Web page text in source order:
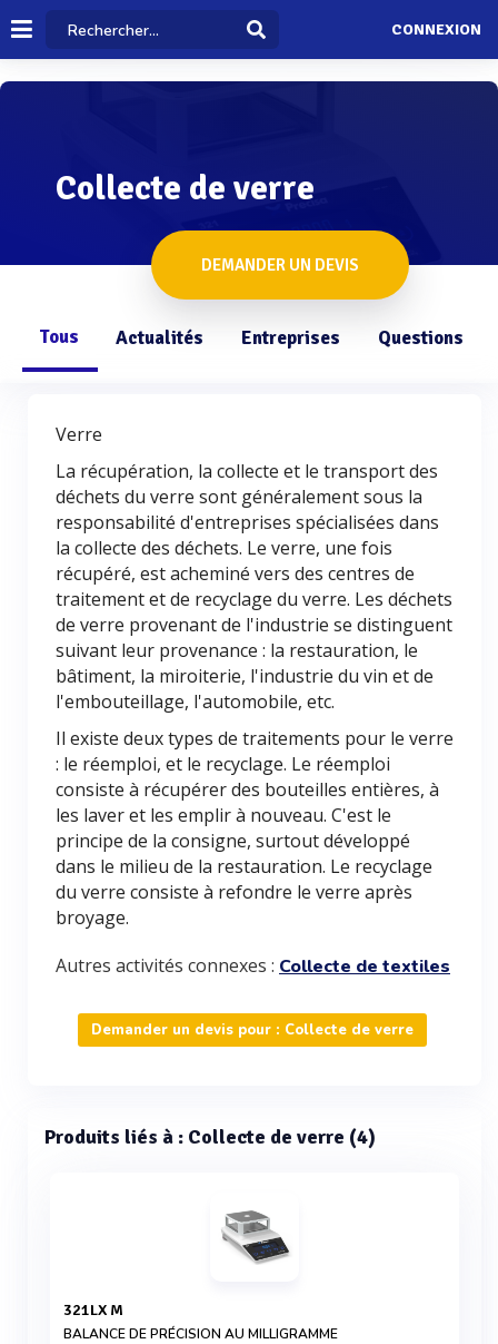
CONNEXION
Collecte de verre
DEMANDER UN DEVIS
Tous Actualités Entreprises Questions
Verre
La récupération, la collecte et le transport des
déchets du verre sont généralement sous la
responsabilité d'entreprises spécialisées dans
la collecte des déchets. Le verre, une fois
récupéré, est acheminé vers des centres de
traitement et de recyclage du verre. Les déchets
de verre provenant de l'industrie se distinguent
suivant leur provenance : la restauration, le
bâtiment, la miroiterie, l'industrie du vin et de
l'embouteillage, l'automobile, etc.
Il existe deux types de traitements pour le verre
: le réemploi, et le recyclage. Le réemploi
consiste à récupérer des bouteilles entières, à
les laver et les emplir à nouveau. C'est le
principe de la consigne, surtout développé
dans le milieu de la restauration. Le recyclage
du verre consiste à refondre le verre après
broyage.
Autres activités connexes : Collecte de textiles
Demander un devis pour : Collecte de verre
Produits liés à : Collecte de verre (4)
321LX M
BALANCE DE PRÉCISION AU MILLIGRAMME